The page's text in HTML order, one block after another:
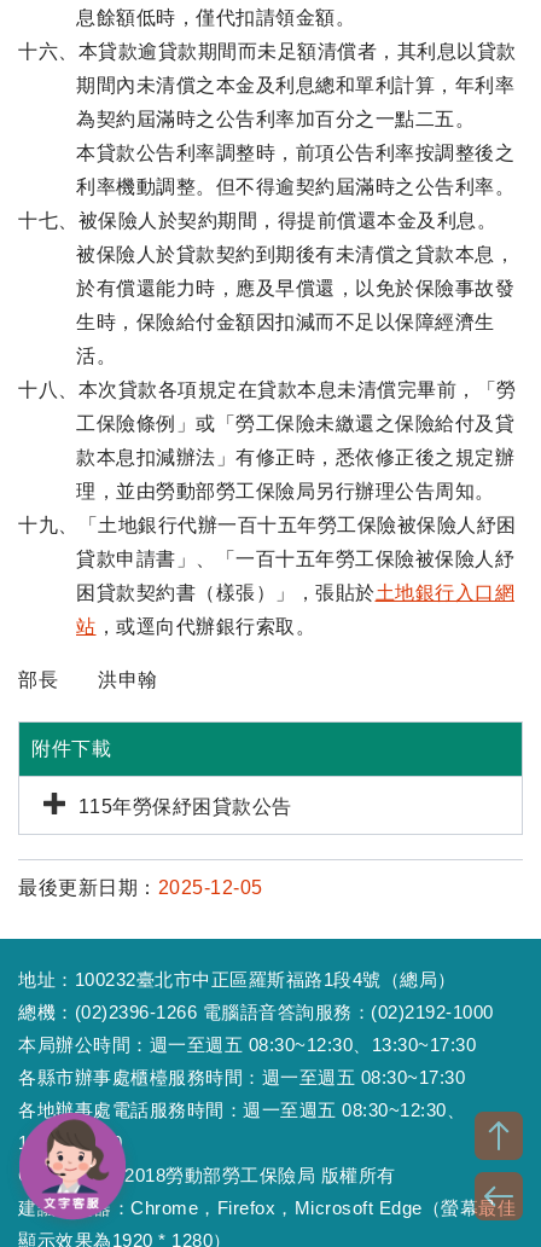
息餘額低時，僅代扣請領金額。
十六、本貸款逾貸款期間而未足額清償者，其利息以貸款
期間內未清償之本金及利息總和單利計算，年利率
為契約屆滿時之公告利率加百分之一點二五。
本貸款公告利率調整時，前項公告利率按調整後之
利率機動調整。但不得逾契約屆滿時之公告利率。
十七、被保險人於契約期間，得提前償還本金及利息。
被保險人於貸款契約到期後有未清償之貸款本息，
於有償還能力時，應及早償還，以免於保險事故發
生時，保險給付金額因扣減而不足以保障經濟生
活。
十八、本次貸款各項規定在貸款本息未清償完畢前，「勞
工保險條例」或「勞工保險未繳還之保險給付及貸
款本息扣減辦法」有修正時，悉依修正後之規定辦
理，並由勞動部勞工保險局另行辦理公告周知。
十九、「土地銀行代辦一百十五年勞工保險被保險人紓困
貸款申請書」、「一百十五年勞工保險被保險人紓
困貸款契約書（樣張）」，張貼於土地銀行入口網
站 ，或逕向代辦銀行索取。
部長 洪申翰
附件下載
115年勞保紓困貸款公告
最後更新日期： 2025-12-05
地址：100232臺北市中正區羅斯福路1段4號（總局）
總機：(02)2396-1266 電腦語音答詢服務：(02)2192-1000
本局辦公時間：週一至週五 08:30~12:30、13:30~17:30
各縣市辦事處櫃檯服務時間：週一至週五 08:30~17:30
各地辦事處電話服務時間：週一至週五 08:30~12:30、
13:30~17:30
Copyright © 2018勞動部勞工保險局 版權所有
建議瀏覽器：Chrome，Firefox，Microsoft Edge（螢幕最佳
顯示效果為1920 * 1280）